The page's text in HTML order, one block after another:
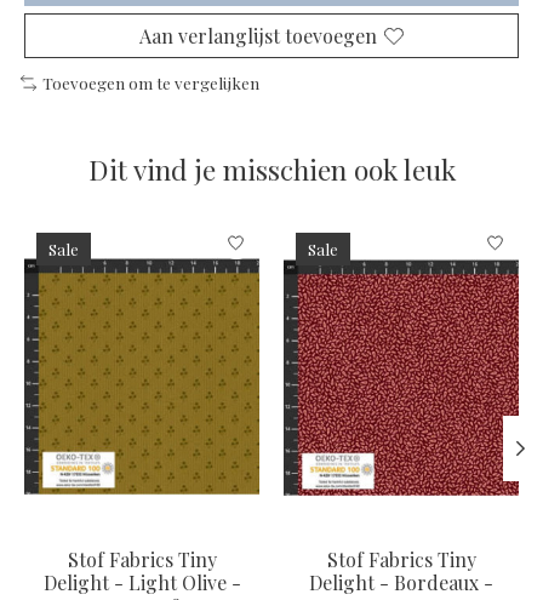
Aan verlanglijst toevoegen
Toevoegen om te vergelijken
Dit vind je misschien ook leuk
Items van productcarrousel
Sale
Stof Fabrics Tiny
Delight - Light Olive -
Sale
Stof Fabrics Tiny
Delight - Bordeaux -